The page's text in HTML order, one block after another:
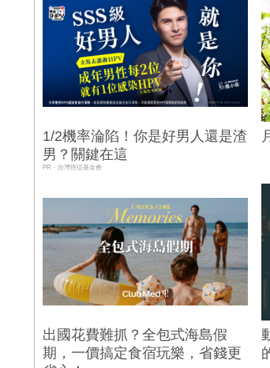
1/2機率淪陷！你是好男人還是渣
男？關鍵在這
PR・台灣癌症基金會
出國花費難抓？全包式海島假
期，一價搞定食宿玩樂，省錢更